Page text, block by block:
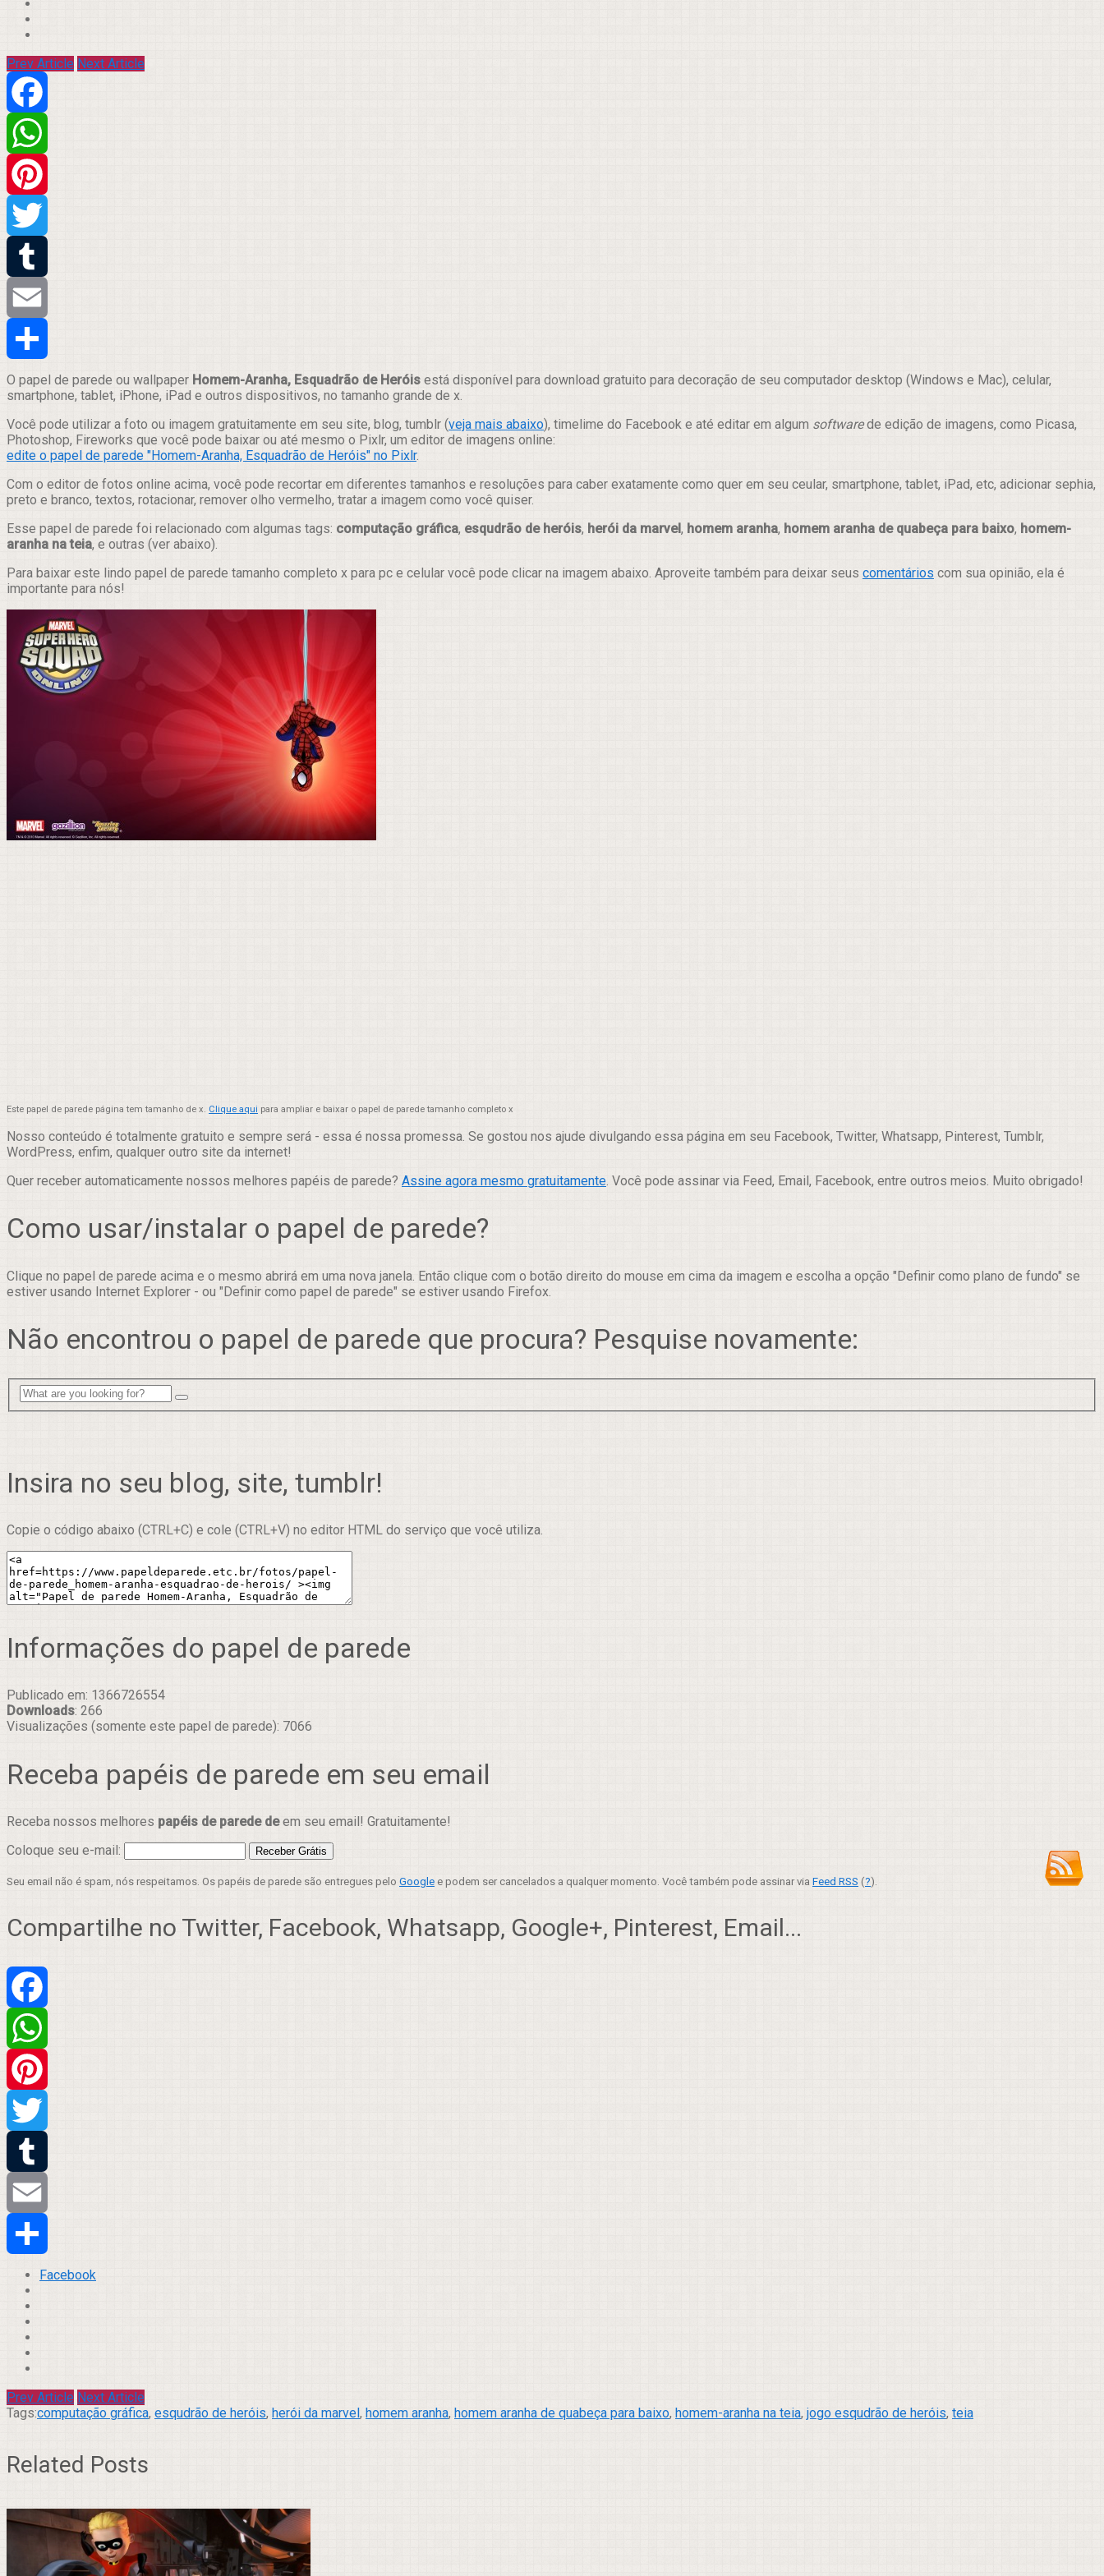
Prev Article Next Article
Facebook
WhatsApp
Pinterest
Twitter
Tumblr
Email
Compartilhar
O papel de parede ou wallpaper Homem-Aranha, Esquadrão de Heróis está disponível para download gratuito para decoração de seu computador desktop (Windows e Mac), celular,
smartphone, tablet, iPhone, iPad e outros dispositivos, no tamanho grande de x.
Você pode utilizar a foto ou imagem gratuitamente em seu site, blog, tumblr (veja mais abaixo), timelime do Facebook e até editar em algum softwarede edição de imagens, como Picasa,
Photoshop, Fireworks que você pode baixar ou até mesmo o Pixlr, um editor de imagens online:
edite o papel de parede "Homem-Aranha, Esquadrão de Heróis" no Pixlr.
Com o editor de fotos online acima, você pode recortar em diferentes tamanhos e resoluções para caber exatamente como quer em seu ceular, smartphone, tablet, iPad, etc, adicionar sephia,
preto e branco, textos, rotacionar, remover olho vermelho, tratar a imagem como você quiser.
Esse papel de parede foi relacionado com algumas tags: computação gráfica, esqudrão de heróis, herói da marvel, homem aranha, homem aranha de quabeça para baixo, homem-
aranha na teia, e outras (ver abaixo).
Para baixar este lindo papel de parede tamanho completo x para pc e celular você pode clicar na imagem abaixo. Aproveite também para deixar seus comentários com sua opinião, ela é
importante para nós!
Este papel de parede página tem tamanho de x. Clique aqui para ampliar e baixar o papel de parede tamanho completo x
Nosso conteúdo é totalmente gratuito e sempre será - essa é nossa promessa. Se gostou nos ajude divulgando essa página em seu Facebook, Twitter, Whatsapp, Pinterest, Tumblr,
WordPress, enfim, qualquer outro site da internet!
Quer receber automaticamente nossos melhores papéis de parede? Assine agora mesmo gratuitamente. Você pode assinar via Feed, Email, Facebook, entre outros meios. Muito obrigado!
Como usar/instalar o papel de parede?
Clique no papel de parede acima e o mesmo abrirá em uma nova janela. Então clique com o botão direito do mouse em cima da imagem e escolha a opção "Definir como plano de fundo" se
estiver usando Internet Explorer - ou "Definir como papel de parede" se estiver usando Firefox.
Não encontrou o papel de parede que procura? Pesquise novamente:
Insira no seu blog, site, tumblr!
Copie o código abaixo (CTRL+C) e cole (CTRL+V) no editor HTML do serviço que você utiliza.
Informações do papel de parede
Publicado em: 1366726554
Downloads: 266
Visualizações (somente este papel de parede): 7066
Receba papéis de parede em seu email
Receba nossos melhores papéis de parede deem seu email! Gratuitamente!
Coloque seu e-mail:
Seu email não é spam, nós respeitamos. Os papéis de parede são entregues pelo Google e podem ser cancelados a qualquer momento. Você também pode assinar via Feed RSS (?).
Compartilhe no Twitter, Facebook, Whatsapp, Google+, Pinterest, Email...
Facebook
WhatsApp
Pinterest
Twitter
Tumblr
Email
Compartilhar
Facebook
Prev Article Next Article
Tags:computação gráfica, esqudrão de heróis, herói da marvel, homem aranha, homem aranha de quabeça para baixo, homem-aranha na teia, jogo esqudrão de heróis, teia
Related Posts